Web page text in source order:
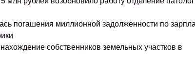
погашения миллионной задолженности по
собственников земельных участков в